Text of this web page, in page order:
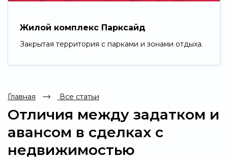
Жилой комплекс Парксайд
Закрытая территория с парками и зонами отдыха.
Главная Все статьи
Отличия между задатком и
авансом в сделках с
недвижимостью